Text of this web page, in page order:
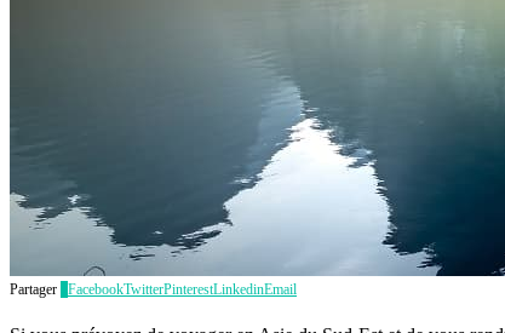
Partager FacebookTwitterPinterestLinkedinEmail